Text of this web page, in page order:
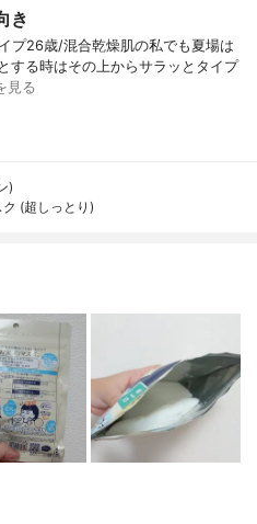
き
プ26歳/混合乾燥肌の私でも夏場は
する時はその上からサラッとタイプ
見る
)
(超しっとり)